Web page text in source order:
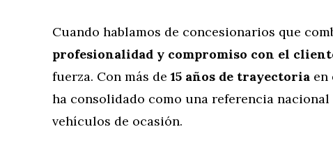
Cuando hablamos de concesionarios que
profesionalidad y compromiso con el
fuerza. Con más de 15 años de trayectoria en
ha consolidado como una referencia
vehículos de ocasión.